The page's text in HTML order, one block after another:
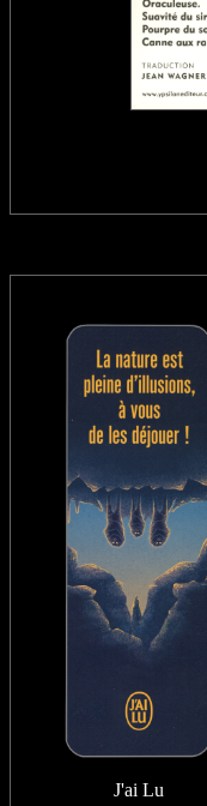
J'ai Lu